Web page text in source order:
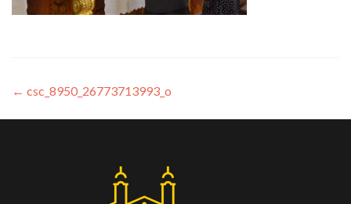
← csc_8950_26773713993_o